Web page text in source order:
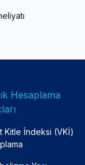
Hesaplama
Kitle İndeksi (VKİ)